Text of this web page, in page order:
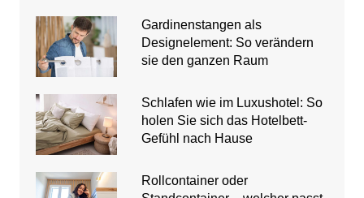
Gardinenstangen als
Designelement: So verändern
sie den ganzen Raum
Schlafen wie im Luxushotel: So
holen Sie sich das Hotelbett-
Gefühl nach Hause
Rollcontainer oder